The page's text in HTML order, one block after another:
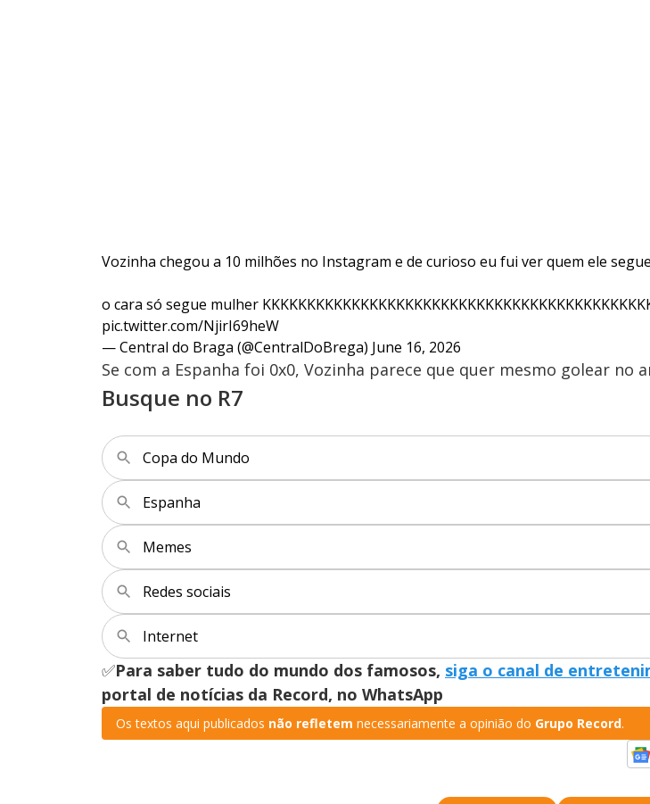
Vozinha chegou a 10 milhões no Instagram e de curioso eu fui ver quem ele segue
o cara só segue mulher
pic.twitter.com/NjirI69heW
— Central do Braga (@CentralDoBrega) June 16, 2026
Se com a Espanha foi 0x0, Vozinha parece que quer mesmo golear no
Busque no R7
Copa do Mundo
Espanha
Memes
Redes sociais
Internet
✅Para saber tudo do mundo dos famosos, siga o canal de
portal de notícias da Record, no WhatsApp
Os textos aqui publicados não refletem necessariamente a opinião do Grupo Record.